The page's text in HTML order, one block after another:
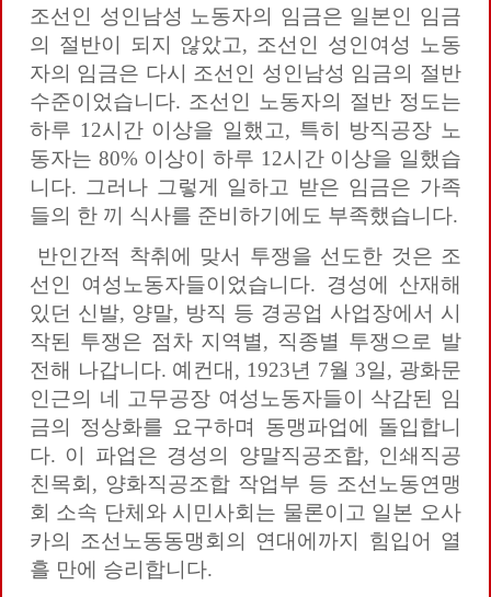
조선인 성인남성 노동자의 임금은 일본인 임금
의 절반이 되지 않았고, 조선인 성인여성 노동
자의 임금은 다시 조선인 성인남성 임금의 절반
수준이었습니다. 조선인 노동자의 절반 정도는
하루 12시간 이상을 일했고, 특히 방직공장 노
동자는 80% 이상이 하루 12시간 이상을 일했습
니다. 그러나 그렇게 일하고 받은 임금은 가족
들의 한 끼 식사를 준비하기에도 부족했습니다.
반인간적 착취에 맞서 투쟁을 선도한 것은 조
선인 여성노동자들이었습니다. 경성에 산재해
있던 신발, 양말, 방직 등 경공업 사업장에서 시
작된 투쟁은 점차 지역별, 직종별 투쟁으로 발
전해 나갑니다. 예컨대, 1923년 7월 3일, 광화문
인근의 네 고무공장 여성노동자들이 삭감된 임
금의 정상화를 요구하며 동맹파업에 돌입합니
다. 이 파업은 경성의 양말직공조합, 인쇄직공
친목회, 양화직공조합 작업부 등 조선노동연맹
회 소속 단체와 시민사회는 물론이고 일본 오사
카의 조선노동동맹회의 연대에까지 힘입어 열
흘 만에 승리합니다.